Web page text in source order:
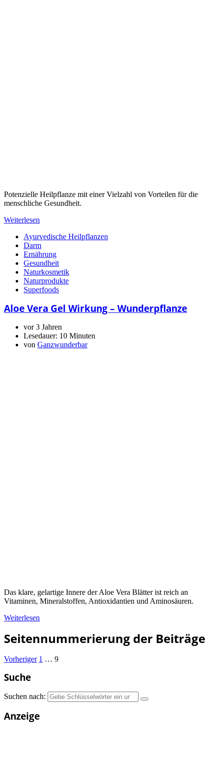
Potenzielle Heilpflanze mit einer Vielzahl von Vorteilen für die
menschliche Gesundheit.
Weiterlesen
Ayurvedische Heilpflanzen
Darm
Ernährung
Gesundheit
Naturkosmetik
Naturprodukte
Superfoods
Aloe Vera Gel Wirkung – Wunderpflanze
vor 3 Jahren
Lesedauer: 10 Minuten
von Ganzwunderbar
Das klare, gelartige Innere der Aloe Vera Blätter ist reich an
Vitaminen, Mineralstoffen, Antioxidantien und Aminosäuren.
Weiterlesen
Seitennummerierung der Beiträge
Vorheriger 1 … 9
Suche
Suchen nach:
Anzeige